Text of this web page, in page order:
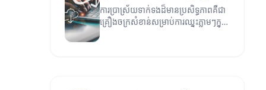
ការប្រាស្រ័យទាក់ទងដ៏មានប្រសិទ្ធភាពគឺជា
គ្រឿងចក្រ​សំខាន់សម្រាប់ការឈ្នះភ្លាមៗក្នុង
អាជីវកម្ម។